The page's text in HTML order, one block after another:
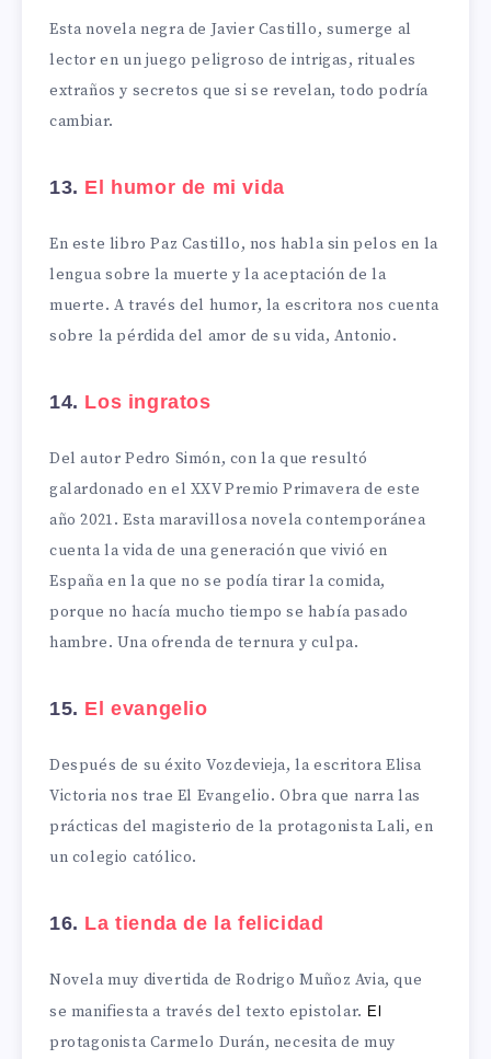
Esta novela negra de Javier Castillo, sumerge al
lector en un juego peligroso de intrigas, rituales
extraños y secretos que si se revelan, todo podría
cambiar.
13. El humor de mi vida
En este libro Paz Castillo, nos habla sin pelos en la
lengua sobre la muerte y la aceptación de la
muerte. A través del humor, la escritora nos cuenta
sobre la pérdida del amor de su vida, Antonio.
14. Los ingratos
Del autor Pedro Simón, con la que resultó
galardonado en el XXV Premio Primavera de este
año 2021. Esta maravillosa novela contemporánea
cuenta la vida de una generación que vivió en
España en la que no se podía tirar la comida,
porque no hacía mucho tiempo se había pasado
hambre. Una ofrenda de ternura y culpa.
15. El evangelio
Después de su éxito Vozdevieja, la escritora Elisa
Victoria nos trae El Evangelio. Obra que narra las
prácticas del magisterio de la protagonista Lali, en
un colegio católico.
16. La tienda de la felicidad
Novela muy divertida de Rodrigo Muñoz Avia, que
se manifiesta a través del texto epistolar. El
protagonista Carmelo Durán, necesita de muy